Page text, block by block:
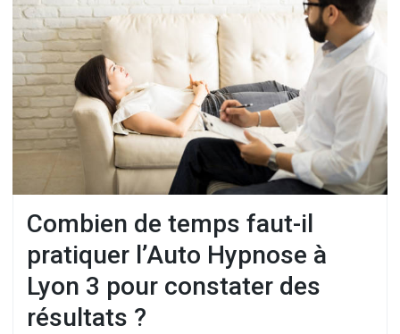
Combien de temps faut-il
pratiquer l’Auto Hypnose à
Lyon 3 pour constater des
résultats ?